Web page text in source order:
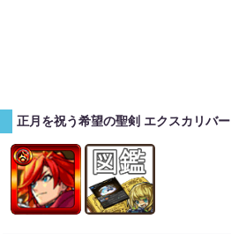
正月を祝う希望の聖剣 エクスカリバー